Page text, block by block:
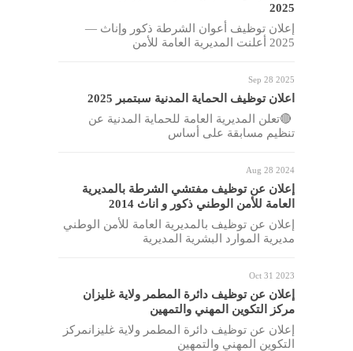
2025
إعلان توظيف أعوان الشرطة ذكور وإناث —
2025 أعلنت المديرية العامة للأمن
Sep 28 2025
اعلان توظيف الحماية المدنية سبتمبر 2025
🔴تعلن المديرية العامة للحماية المدنية عن
تنظيم مسابقة على أساس
Aug 28 2024
إعلان عن توظيف مفتشي الشرطة بالمديرية
العامة للأمن الوطني ذكور و اناث 2014
إعلان عن توظيف بالمديرية العامة للأمن الوطني
مديرية الموارد البشرية المديرية
Oct 31 2023
إعلان عن توظيف دائرة المطمر ولاية غليزان
مركز التكوين المهني والتمهين
إعلان عن توظيف دائرة المطمر ولاية غليزانمركز
التكوين المهني والتمهين